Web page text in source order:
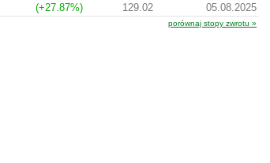
(+27.87%) 129.02 05.08.2025
porównaj stopy zwrotu »